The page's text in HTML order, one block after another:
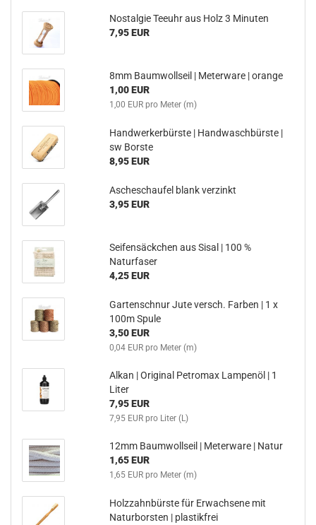
Nostalgie Teeuhr aus Holz 3 Minuten
7,95 EUR
8mm Baumwollseil | Meterware | orange
1,00 EUR
1,00 EUR pro Meter (m)
Handwerkerbürste | Handwaschbürste |
sw Borste
8,95 EUR
Ascheschaufel blank verzinkt
3,95 EUR
Seifensäckchen aus Sisal | 100 %
Naturfaser
4,25 EUR
Gartenschnur Jute versch. Farben | 1 x
100m Spule
3,50 EUR
0,04 EUR pro Meter (m)
Alkan | Original Petromax Lampenöl | 1
Liter
7,95 EUR
7,95 EUR pro Liter (L)
12mm Baumwollseil | Meterware | Natur
1,65 EUR
1,65 EUR pro Meter (m)
Holzzahnbürste für Erwachsene mit
Naturborsten | plastikfrei